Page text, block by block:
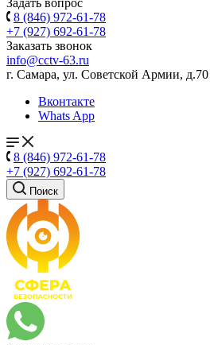
Задать вопрос
8 (846) 972-61-78
+7 (927) 692-61-78
Заказать звонок
info@cctv-63.ru
г. Самара, ул. Советской Армии, д.70
Вконтакте
Whats App
8 (846) 972-61-78
+7 (927) 692-61-78
Поиск